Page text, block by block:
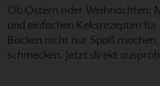
Ob Ostern oder Weihnachten:
und einfachen Keksrezepten
Backen nicht nur Spaß
schmecken. Jetzt direkt